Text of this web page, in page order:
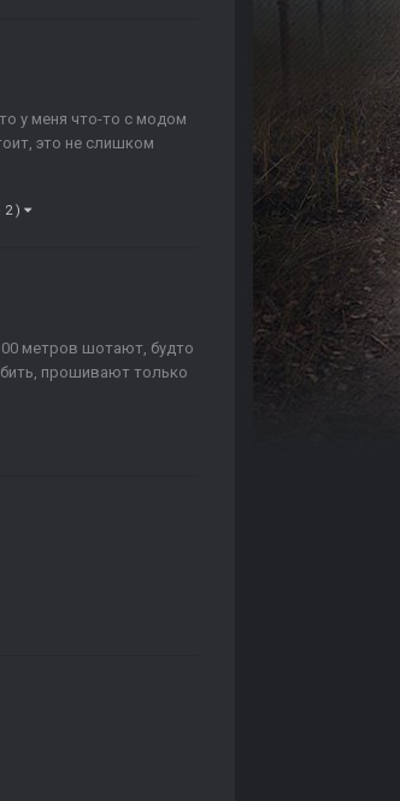
у меня что-то с модом
это не слишком
)
метров шотают, будто
прошивают только